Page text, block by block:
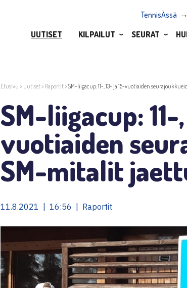
TennisÄssä
UUTISET
KILPAILUT SEURAT
Etusivu > Uutiset> Raportit>SM-liigacup: 11-, 13- ja 15-vuotiaiden
SM-liigacup: 11-
vuotiaiden
SM-mitalit
11.8.2021 | 16:56 | Raportit